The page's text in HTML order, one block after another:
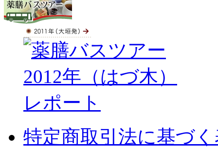
特定商取引法に基づ